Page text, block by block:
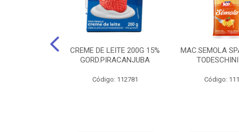
CREME DE LEITE 200G 15%
GORD.PIRACANJUBA
Código: 112781
MAC.SEMOLA
Código: